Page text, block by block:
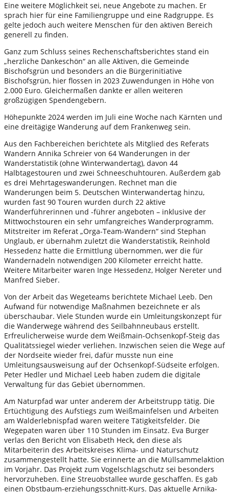
Eine weitere Möglichkeit sei, neue Angebote zu machen. Er
sprach hier für eine Familiengruppe und eine Radgruppe. Es
gelte jedoch auch weitere Menschen für den aktiven Bereich
generell zu finden.
Ganz zum Schluss seines Rechenschaftsberichtes stand ein
„herzliche Dankeschön“ an alle Aktiven, die Gemeinde
Bischofsgrün und besonders an die Bürgerinitiative
Bischofsgrün, hier flossen in 2023 Zuwendungen in Höhe von
2.000 Euro. Gleichermaßen dankte er allen weiteren
großzügigen Spendengebern.
Höhepunkte 2024 werden im Juli eine Woche nach Kärnten und
eine dreitägige Wanderung auf dem Frankenweg sein.
Aus den Fachbereichen berichtete als Mitglied des Referats
Wandern Annika Schreier von 64 Wanderungen in der
Wanderstatistik (ohne Winterwandertag), davon 44
Halbtagestouren und zwei Schneeschuhtouren. Außerdem gab
es drei Mehrtageswanderungen. Rechnet man die
Wanderungen beim 5. Deutschen Winterwandertag hinzu,
wurden fast 90 Touren wurden durch 22 aktive
Wanderführerinnen und -führer angeboten – inklusive der
Mittwochstouren ein sehr umfangreiches Wanderprogramm.
Mitstreiter im Referat „Orga-Team-Wandern“ sind Stephan
Unglaub, er übernahm zuletzt die Wanderstatistik, Reinhold
Hessedenz hatte die Ermittlung übernommen, wer die für
Wandernadeln notwendigen 200 Kilometer erreicht hatte.
Weitere Mitarbeiter waren Inge Hessedenz, Holger Nereter und
Manfred Sieber.
Von der Arbeit das Wegeteams berichtete Michael Leeb. Den
Aufwand für notwendige Maßnahmen bezeichnete er als
überschaubar. Viele Stunden wurde ein Umleitungskonzept für
die Wanderwege während des Seilbahnneubaus erstellt.
Erfreulicherweise wurde dem Weißmain-Ochsenkopf-Steig das
Qualitätssiegel wieder verliehen. Inzwischen seien die Wege auf
der Nordseite wieder frei, dafür musste nun eine
Umleitungsausweisung auf der Ochsenkopf-Südseite erfolgen.
Peter Hedler und Michael Leeb haben zudem die digitale
Verwaltung für das Gebiet übernommen.
Am Naturpfad war unter anderem der Arbeitstrupp tätig. Die
Ertüchtigung des Aufstiegs zum Weißmainfelsen und Arbeiten
am Walderlebnispfad waren weitere Tätigkeitsfelder. Die
Wegepaten waren über 110 Stunden im Einsatz. Eva Burger
verlas den Bericht von Elisabeth Heck, den diese als
Mitarbeiterin des Arbeitskreises Klima- und Naturschutz
zusammengestellt hatte. Sie erinnerte an die Müllsammelaktion
im Vorjahr. Das Projekt zum Vogelschlagschutz sei besonders
hervorzuheben. Eine Streuobstallee wurde geschaffen. Es gab
einen Obstbaum-erziehungsschnitt-Kurs. Das aktuelle Arnika-